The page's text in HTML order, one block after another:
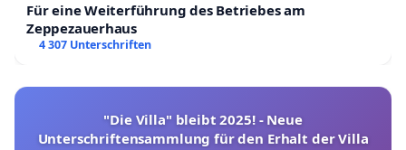
Für eine Weiterführung des Betriebes am
Zeppezauerhaus
4 307 Unterschriften
"Die Villa" bleibt 2025! - Neue
Unterschriftensammlung für den Erhalt der Villa